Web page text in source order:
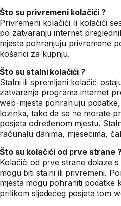
Što su privremeni kolačići ?
Privremeni kolačići ili kolačići
po zatvaranju internet
mjesta pohranjuju privremene
košarici za kupnju.
Što su stalni kolačići ?
Stalni ili spremljeni kolačići
zatvaranja programa internet
web-mjesta pohranjuju
lozinka, tako da se ne morate
posjeta određenom mjestu.
računalu danima, mjesecima,
Što su kolačići od prve strane ?
Kolačići od prve strane dolaze
mogu biti stalni ili privremeni.
mjesta mogu pohraniti podatke
prilikom sljedećeg posjeta tom